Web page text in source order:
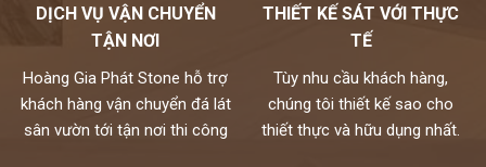
DỊCH VỤ VẬN CHUYỂN
TẬN NƠI
Hoàng Gia Phát Stone hỗ trợ
khách hàng vận chuyển đá lát
sân vườn tới tận nơi thi công
THIẾT KẾ SÁT VỚI THỰC
TẾ
Tùy nhu cầu khách hàng,
chúng tôi thiết kế sao cho
thiết thực và hữu dụng nhất.